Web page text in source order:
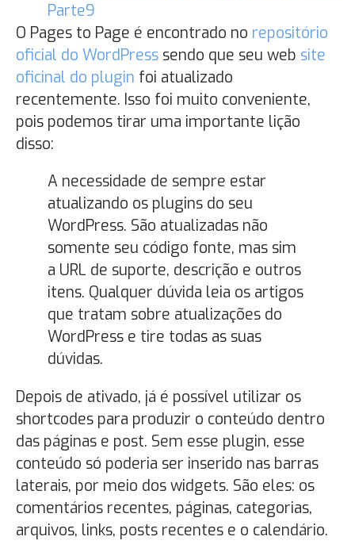
Parte9
O Pages to Page é encontrado no repositório
oficial do WordPress sendo que seu web site
oficinal do plugin foi atualizado
recentemente. Isso foi muito conveniente,
pois podemos tirar uma importante lição
disso:
A necessidade de sempre estar
atualizando os plugins do seu
WordPress. São atualizadas não
somente seu código fonte, mas sim
a URL de suporte, descrição e outros
itens. Qualquer dúvida leia os artigos
que tratam sobre atualizações do
WordPress e tire todas as suas
dúvidas.
Depois de ativado, já é possível utilizar os
shortcodes para produzir o conteúdo dentro
das páginas e post. Sem esse plugin, esse
conteúdo só poderia ser inserido nas barras
laterais, por meio dos widgets. São eles: os
comentários recentes, páginas, categorias,
arquivos, links, posts recentes e o calendário.